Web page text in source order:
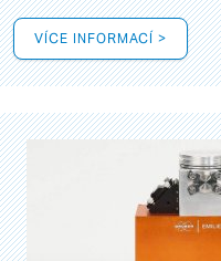
VÍCE INFORMACÍ >